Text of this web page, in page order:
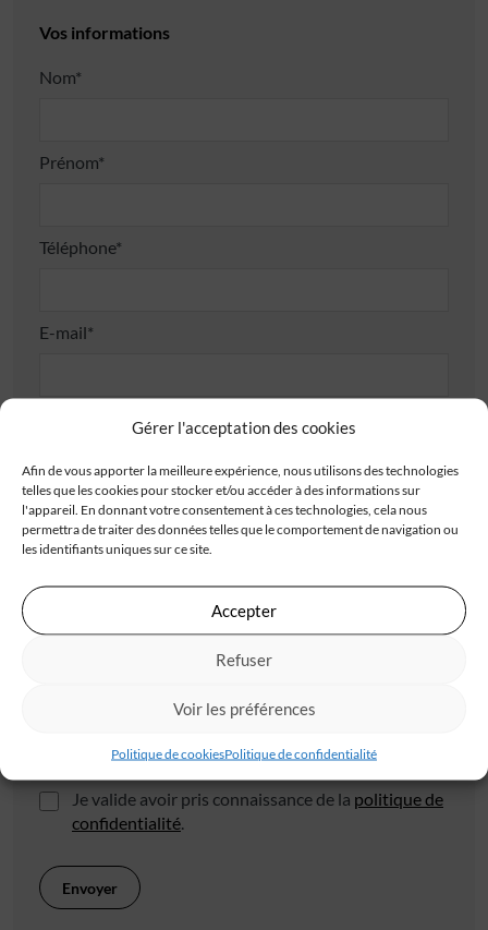
Gérer l'acceptation des cookies
Afin de vous apporter la meilleure expérience, nous utilisons des technologies
telles que les cookies pour stocker et/ou accéder à des informations sur
l'appareil. En donnant votre consentement à ces technologies, cela nous
permettra de traiter des données telles que le comportement de navigation ou
les identifiants uniques sur ce site.
Accepter
Refuser
Voir les préférences
Politique de cookiesPolitique de confidentialité
Vos informations
Nom*
Prénom*
Téléphone*
E-mail*
J'accepte de recevoir les offres d'IGC
Je valide avoir pris connaissance de la politique de
confidentialité.